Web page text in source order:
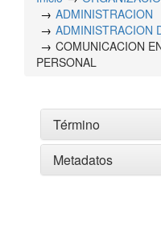
ADMINISTRACION
ADMINISTRACION
COMUNICACION
PERSONAL
Término
Metadatos